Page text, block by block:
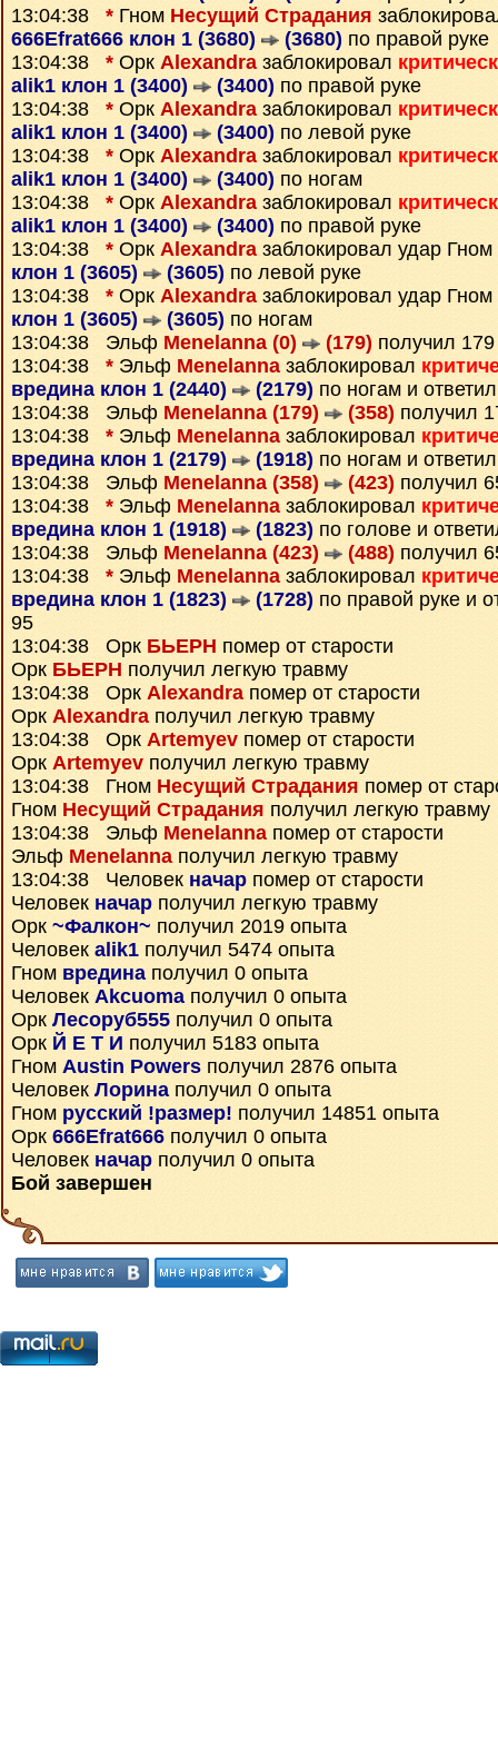
13:04:38 * Гном Несущий Страдания
666Efrat666 клон 1 (3680)
(3680) по правой руке
13:04:38 * Орк Alexandraзаблокировал
alik1 клон 1 (3400)
(3400) по правой руке
13:04:38 * Орк Alexandraзаблокировал
alik1 клон 1 (3400)
(3400) по левой руке
13:04:38 * Орк Alexandraзаблокировал
alik1 клон 1 (3400)
(3400) по ногам
13:04:38 * Орк Alexandraзаблокировал
alik1 клон 1 (3400)
(3400) по правой руке
13:04:38 * Орк Alexandraзаблокировал удар Гном
клон 1 (3605)
(3605) по левой руке
13:04:38 * Орк Alexandraзаблокировал удар Гном
клон 1 (3605)
(3605) по ногам
13:04:38 Эльф Menelanna (0) (179) получил
13:04:38 * Эльф Menelannaзаблокировал
вредина клон 1 (2440)
(2179) по ногам и
13:04:38 Эльф Menelanna (179) (358) получил
13:04:38 * Эльф Menelannaзаблокировал
вредина клон 1 (2179)
(1918) по ногам и
13:04:38 Эльф Menelanna (358) (423) получил
13:04:38 * Эльф Menelannaзаблокировал
вредина клон 1 (1918)
(1823) по голове и
13:04:38 Эльф Menelanna (423) (488) получил
13:04:38 * Эльф Menelannaзаблокировал
вредина клон 1 (1823)
(1728) по правой руке и
95
13:04:38 Орк БЬЕРН помер от старости
Орк БЬЕРН получил легкую травму
13:04:38 Орк Alexandraпомер от старости
Орк Alexandraполучил легкую травму
13:04:38 Орк Artemyev помер от старости
Орк Artemyev получил легкую травму
13:04:38 Гном Несущий Страдания помер от
Гном Несущий Страдания получил легкую травму
13:04:38 Эльф Menelannaпомер от старости
Эльф Menelannaполучил легкую травму
13:04:38 Человек начар помер от старости
Человек начар получил легкую травму
Орк ~Фалкон~ получил 2019 опыта
Человек alik1 получил 5474 опыта
Гном врединаполучил 0 опыта
Человек Akcuomaполучил 0 опыта
Орк Лесоруб555 получил 0 опыта
Орк Й Е Т И получил 5183 опыта
Гном Austin Powers получил 2876 опыта
Человек Лоринаполучил 0 опыта
Гном русский !размер! получил 14851 опыта
Орк 666Efrat666 получил 0 опыта
Человек начар получил 0 опыта
Бой завершен